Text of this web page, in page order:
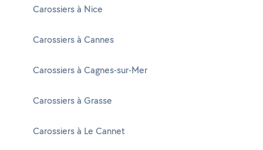
Carossiers à Nice
Carossiers à Cannes
Carossiers à Cagnes-sur-Mer
Carossiers à Grasse
Carossiers à Le Cannet